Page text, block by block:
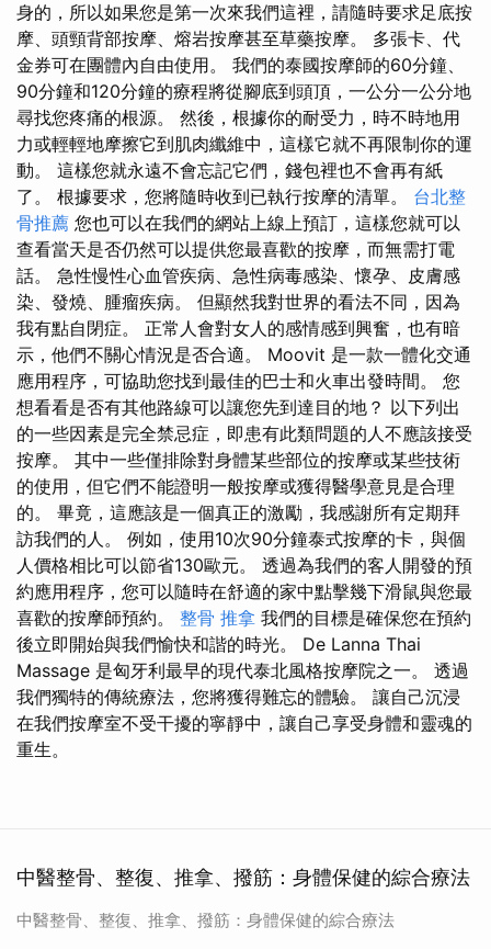
身的，所以如果您是第一次來我們這裡，請隨時要求足底按
摩、頭頸背部按摩、熔岩按摩甚至草藥按摩。 多張卡、代
金券可在團體內自由使用。 我們的泰國按摩師的60分鐘、
90分鐘和120分鐘的療程將從腳底到頭頂，一公分一公分地
尋找您疼痛的根源。 然後，根據你的耐受力，時不時地用
力或輕輕地摩擦它到肌肉纖維中，這樣它就不再限制你的運
動。 這樣您就永遠不會忘記它們，錢包裡也不會再有紙
了。 根據要求，您將隨時收到已執行按摩的清單。 台北整
骨推薦 您也可以在我們的網站上線上預訂，這樣您就可以
查看當天是否仍然可以提供您最喜歡的按摩，而無需打電
話。 急性慢性心血管疾病、急性病毒感染、懷孕、皮膚感
染、發燒、腫瘤疾病。 但顯然我對世界的看法不同，因為
我有點自閉症。 正常人會對女人的感情感到興奮，也有暗
示，他們不關心情況是否合適。 Moovit 是一款一體化交通
應用程序，可協助您找到最佳的巴士和火車出發時間。 您
想看看是否有其他路線可以讓您先到達目的地？ 以下列出
的一些因素是完全禁忌症，即患有此類問題的人不應該接受
按摩。 其中一些僅排除對身體某些部位的按摩或某些技術
的使用，但它們不能證明一般按摩或獲得醫學意見是合理
的。 畢竟，這應該是一個真正的激勵，我感謝所有定期拜
訪我們的人。 例如，使用10次90分鐘泰式按摩的卡，與個
人價格相比可以節省130歐元。 透過為我們的客人開發的預
約應用程序，您可以隨時在舒適的家中點擊幾下滑鼠與您最
喜歡的按摩師預約。 整骨 推拿 我們的目標是確保您在預約
後立即開始與我們愉快和諧的時光。 De Lanna Thai
Massage 是匈牙利最早的現代泰北風格按摩院之一。 透過
我們獨特的傳統療法，您將獲得難忘的體驗。 讓自己沉浸
在我們按摩室不受干擾的寧靜中，讓自己享受身體和靈魂的
重生。
中醫整骨、整復、推拿、撥筋：身體保健的綜合療法
中醫整骨、整復、推拿、撥筋：身體保健的綜合療法